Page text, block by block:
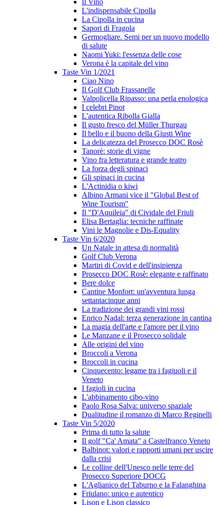
Il Vino
L'indispensabile Cipolla
La Cipolla in cucina
Sapori di Fragola
Germogliare. Semi per un nuovo modello
di salute
Naomi Yuki: l'essenza delle cose
Verona è la capitale del vino
Taste Vin 1/2021
Ciao Nino
Il Golf Club Frassanelle
Valpolicella Ripasso: una perla enologica
I celebri Pinot
L'autentica Ribolla Gialla
Il gusto fresco del Müller Thurgau
Il bello e il buono della Giusti Wine
La delicatezza del Prosecco DOC Rosè
Tanorè: storie di vigne
Vino fra letteratura e grande teatro
La forza degli spinaci
Gli spinaci in cucina
L'Actinidia o kiwi
Albino Armani vice il "Global Best of
Wine Tourism"
Il "D'Aquileia" di Cividale del Friuli
Elisa Bertaglia: tecniche raffinate
Vini le Magnolie e Dis-Equality
Taste Vin 6/2020
Un Natale in attesa di normalità
Golf Club Verona
Martiri di Covid e dell'insipienza
Prosecco DOC Rosè: elegante e raffinato
Bere dolce
Cantine Monfort: un'avventura lunga
settantacinque anni
La tradizione dei grandi vini rossi
Enrico Nadal: terza generazione in cantina
La magia dell'arte e l'amore per il vino
Le Manzane e il Prosecco solidale
Alle origini del vino
Broccoli a Verona
Broccoli in cucina
Cinquecento: legame tra i fagiuoli e il
Veneto
I fagioli in cucina
L'abbinamento cibo-vino
Paolo Rosa Salva: universo spaziale
Dualitudine il romanzo di Marco Reginelli
Taste Vin 5/2020
Prima di tutto la salute
Il golf "Ca' Amata" a Castelfranco Veneto
Balbinot: valori e rapporti umani per uscire
dalla crisi
Le colline dell'Unesco nelle terre del
Prosecco Superiore DOCG
L'Aglianico del Taburno e la Falanghina
Friulano: unico e autentico
Lison e Lison classico